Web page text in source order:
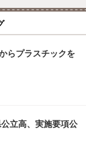
らプラスチックを
立高、実施要項公